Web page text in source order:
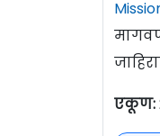
एकूण: